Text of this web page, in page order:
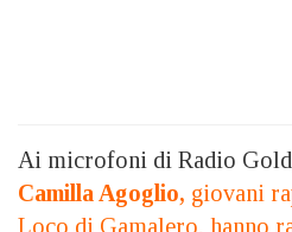
Ai microfoni di Radio
Camilla Agoglio, giovani
Loco di Gamalero, hanno